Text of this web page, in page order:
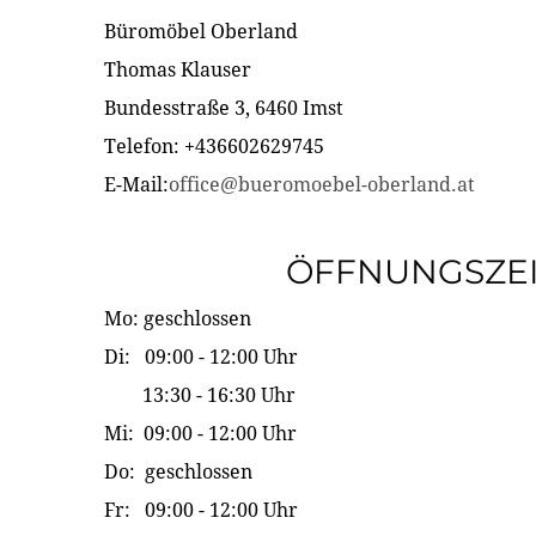
Büromöbel Oberland
Thomas Klauser
Bundesstraße 3, 6460 Imst
Telefon: +436602629745
E-Mail:office@bueromoebel-oberland.at
Mo: geschlossen
Di: 09:00 - 12:00 Uhr
13:30 - 16:30 Uhr
Mi: 09:00 - 12:00 Uhr
Do: geschlossen
Fr: 09:00 - 12:00 Uhr